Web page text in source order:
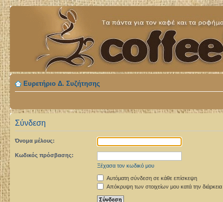
Ευρετήριο Δ. Συζήτησης
Σύνδεση
Όνομα μέλους:
Κωδικός πρόσβασης:
Ξέχασα τον κωδικό μου
Αυτόματη σύνδεση σε κάθε επίσκεψη
Απόκρυψη των στοιχείων μου κατά την